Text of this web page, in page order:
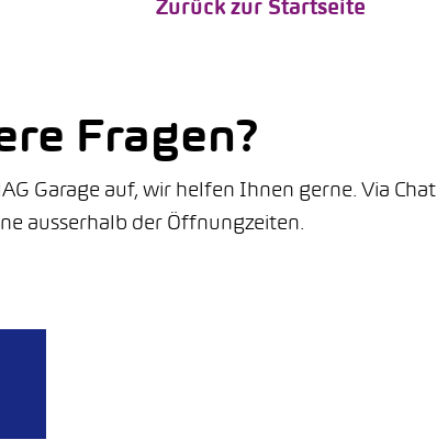
Zurück zur Startseite
Fragen?
Garage auf, wir helfen Ihnen gerne. Via Chat
ausserhalb der Öffnungzeiten.